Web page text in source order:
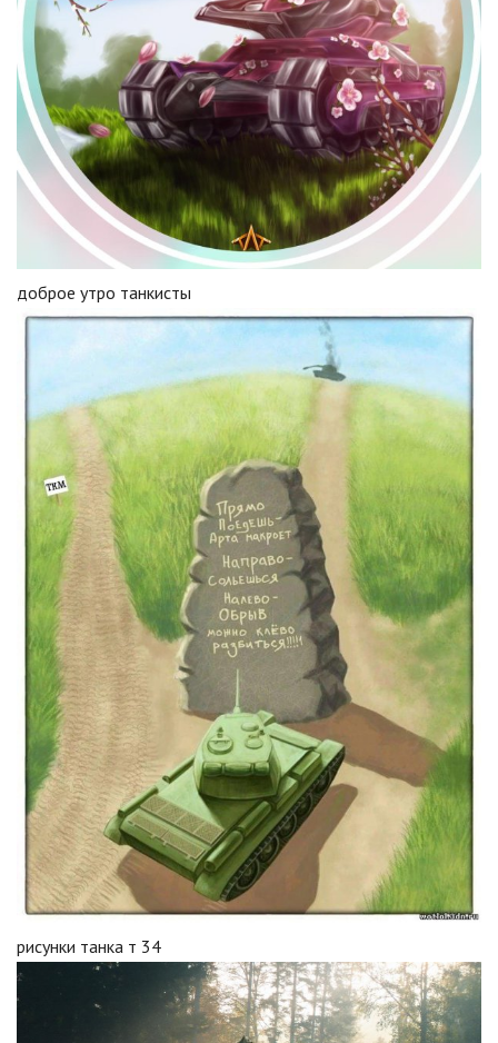
доброе утро танкисты
рисунки танка т 34